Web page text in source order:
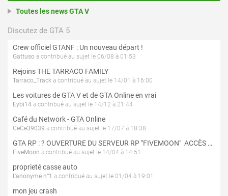
Toutes les news GTA V
Discutez de GTA 5
Crew officiel GTANF : Un nouveau départ !
Gattuso a contribué au sujet le 06/08 à 01:53
Rejoins THE TARRACO FAMILY
Tarraco_Track a contribué au sujet le 14/01 à 16:00
Les voitures de GTA V et de GTA Online en vrai
Eybi14 a contribué au sujet le 14/12 à 21:44
Café du Network - GTA Online
CeCe39039 a contribué au sujet le 17/07 à 18:38
GTA RP : ? OUVERTURE DU SERVEUR RP "FIVEMOON"  ACCÈS LIBRE ?
FiveMoon a contribué au sujet le 14/04 à 14:51
proprieté casse auto
L'anonyme n°1 a contribué au sujet le 01/04 à 19:01
mon jeu crash